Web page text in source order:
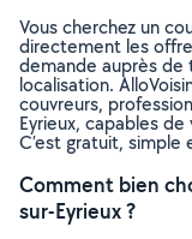
Vous cherchez un
directement les
demande auprès de
localisation.
couvreurs,
Eyrieux, capables
C’est gratuit,
Comment bien
sur-Eyrieux ?